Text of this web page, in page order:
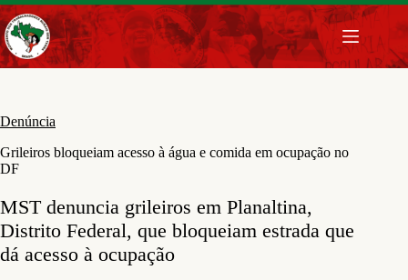
Pular
para
o
conteúdo
Denúncia
Grileiros bloqueiam acesso à água e comida em ocupação no
DF
MST denuncia grileiros em Planaltina,
Distrito Federal, que bloqueiam estrada que
dá acesso à ocupação